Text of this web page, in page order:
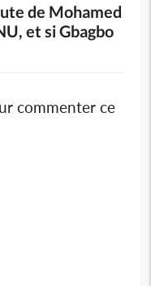
de Mohamed
et si Gbagbo
commenter ce